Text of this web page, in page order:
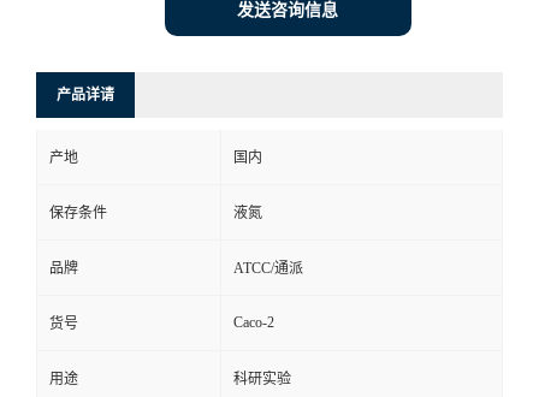
发送咨询信息
产品详请
产地 国内
保存条件 液氮
品牌 ATCC/通派
货号 Caco-2
用途 科研实验